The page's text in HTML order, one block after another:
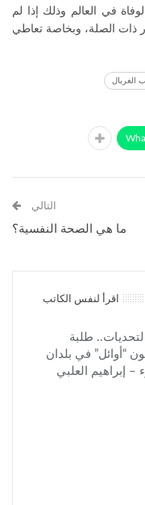
في العالم وذلك إذا لم
ذات الصلة، وبخاصة تعاطي
الغربال
التالي
ما هي الصحة النفسية؟
اقرأ لنفس الكاتب
طلبة
“أوائل” في بلدان
– إبراهيم العلبي